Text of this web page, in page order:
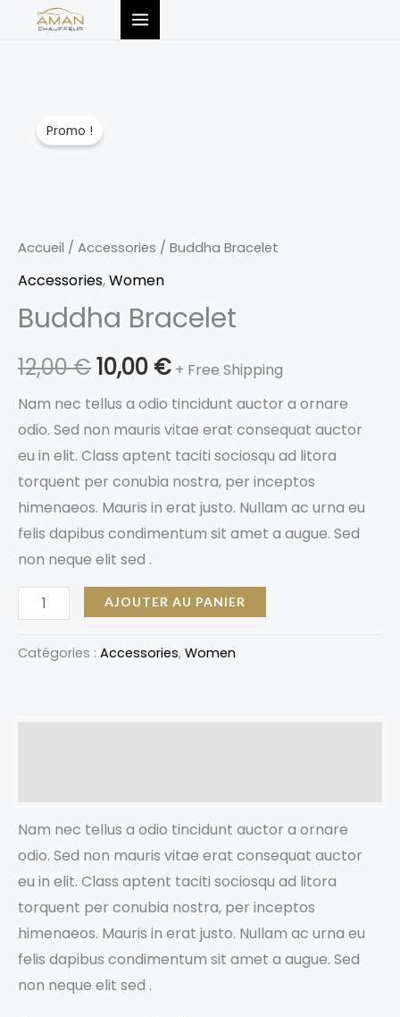
Promo !
Accueil / Accessories / Buddha Bracelet
Accessories,Women
Buddha Bracelet
12,00€
12,00 €.
10,00 € + Free Shipping
Nam nec tellus a odio tincidunt auctor a ornare
odio. Sed non mauris vitae erat consequat auctor
eu in elit. Class aptent taciti sociosqu ad litora
torquent per conubia nostra, per inceptos
himenaeos. Mauris in erat justo. Nullam ac urna eu
felis dapibus condimentum sit amet a augue. Sed
non neque elit sed .
AJOUTER AU PANIER
Catégories : Accessories, Women
Nam nec tellus a odio tincidunt auctor a ornare
odio. Sed non mauris vitae erat consequat auctor
eu in elit. Class aptent taciti sociosqu ad litora
torquent per conubia nostra, per inceptos
himenaeos. Mauris in erat justo. Nullam ac urna eu
felis dapibus condimentum sit amet a augue. Sed
non neque elit sed .